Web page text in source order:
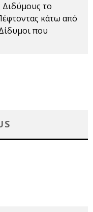
Διδύμους το
κάτω από
που